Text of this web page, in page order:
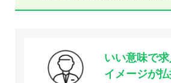
いい意味で
イメージが